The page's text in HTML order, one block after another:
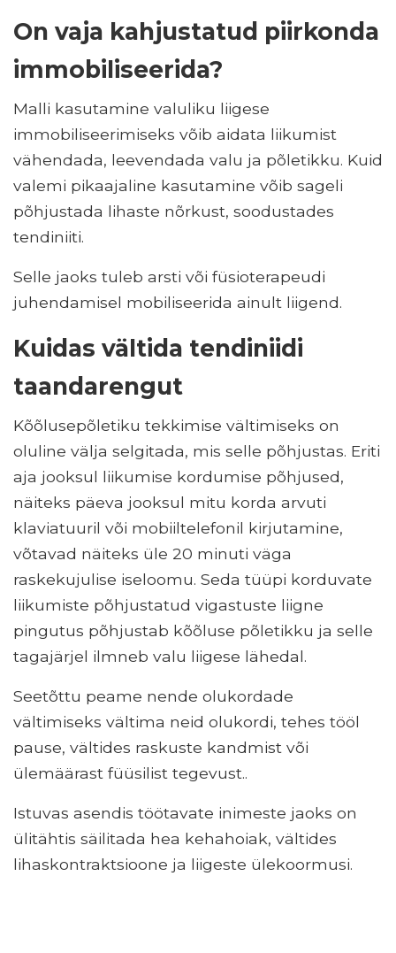
On vaja kahjustatud piirkonda
immobiliseerida?
Malli kasutamine valuliku liigese
immobiliseerimiseks võib aidata liikumist
vähendada, leevendada valu ja põletikku. Kuid
valemi pikaajaline kasutamine võib sageli
põhjustada lihaste nõrkust, soodustades
tendiniiti.
Selle jaoks tuleb arsti või füsioterapeudi
juhendamisel mobiliseerida ainult liigend.
Kuidas vältida tendiniidi
taandarengut
Kõõlusepõletiku tekkimise vältimiseks on
oluline välja selgitada, mis selle põhjustas. Eriti
aja jooksul liikumise kordumise põhjused,
näiteks päeva jooksul mitu korda arvuti
klaviatuuril või mobiiltelefonil kirjutamine,
võtavad näiteks üle 20 minuti väga
raskekujulise iseloomu. Seda tüüpi korduvate
liikumiste põhjustatud vigastuste liigne
pingutus põhjustab kõõluse põletikku ja selle
tagajärjel ilmneb valu liigese lähedal.
Seetõttu peame nende olukordade
vältimiseks vältima neid olukordi, tehes tööl
pause, vältides raskuste kandmist või
ülemäärast füüsilist tegevust..
Istuvas asendis töötavate inimeste jaoks on
ülitähtis säilitada hea kehahoiak, vältides
lihaskontraktsioone ja liigeste ülekoormusi.